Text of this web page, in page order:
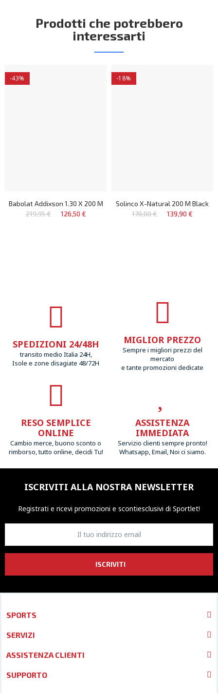
Prodotti che potrebbero
interessarti
-43%
Babolat Addixson 1.30 X 200 M
219,95 €
126,50 €
-18%
Solinco X-Natural 200 M Black
170,00 €
139,90 €
SPEDIZIONI 24/48H
transito medio Italia 24H,
Isole e zone disagiate 48/72H
MIGLIOR PREZZO
Sempre i migliori prezzi del
mercato
e tante promozioni dedicate
RESO SEMPLICE
ONLINE
Cambio merce, buono sconto o
rimborso, tutto online, decidi Tu!
ASSISTENZA
IMMEDIATA
Servizio clienti sempre pronto!
Whatsapp, Email, Noi ci siamo.
ISCRIVITI ALLA NOSTRA NEWSLETTER
Registrati e ricevi promozioni e scontiesclusivi di Sportlet!
ISCRIVITI
SPORTS
SERVIZI
ASSISTENZA CLIENTI
SUPPORTO